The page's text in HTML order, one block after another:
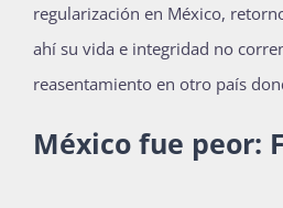
regularización en México,
ahí su vida e integridad no
reasentamiento en otro país
México fue peor: